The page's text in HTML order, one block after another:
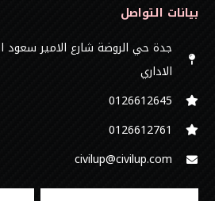
بيانات التواصل
جدة حي الروضة شارع الامير سعود
الاداري
0126612645‬
‭0126612761
civilup@civilup.com